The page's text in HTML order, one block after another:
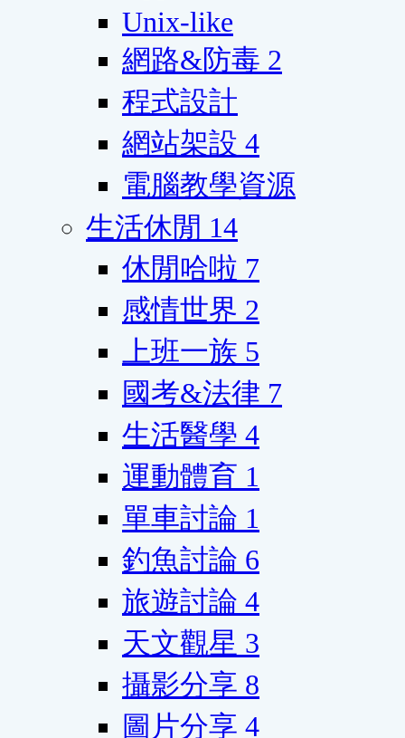
Unix-like
網路&防毒 2
程式設計
網站架設 4
電腦教學資源
生活休閒 14
休閒哈啦 7
感情世界 2
上班一族 5
國考&法律 7
生活醫學 4
運動體育 1
單車討論 1
釣魚討論 6
旅遊討論 4
天文觀星 3
攝影分享 8
圖片分享 4